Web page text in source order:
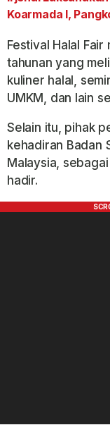
Koarmada I,
Festival Halal
tahunan yang
kuliner halal,
UMKM, dan lain
Selain itu, pihak
kehadiran Badan
Malaysia,
hadir.